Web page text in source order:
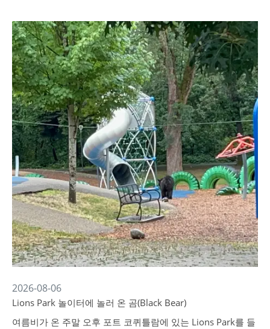
2026-08-06
Lions Park 놀이터에 놀러 온 곰(Black Bear)
여름비가 온 주말 오후 포트 코퀴틀람에 있는 Lions Park를 들